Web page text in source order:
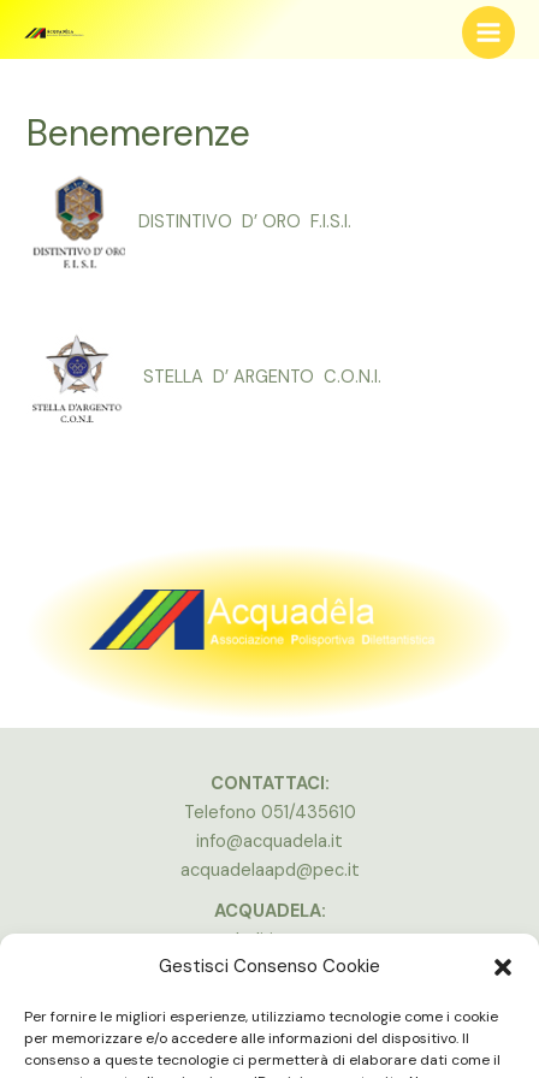
Gestisci Consenso Cookie
Per fornire le migliori esperienze, utilizziamo tecnologie come i cookie
per memorizzare e/o accedere alle informazioni del dispositivo. Il
consenso a queste tecnologie ci permetterà di elaborare dati come il
Main
Benemerenze
DISTINTIVO D’ ORO F.I.S.I.
STELLA D’ ARGENTO C.O.N.I.
CONTATTACI:
Telefono 051/435610
info@acquadela.it
acquadelaapd@pec.it
ACQUADELA:
Indirizzo:
Via A. Costa, 174, 40134 Bologna
Vedi la mappa
ORARI APERTURA: